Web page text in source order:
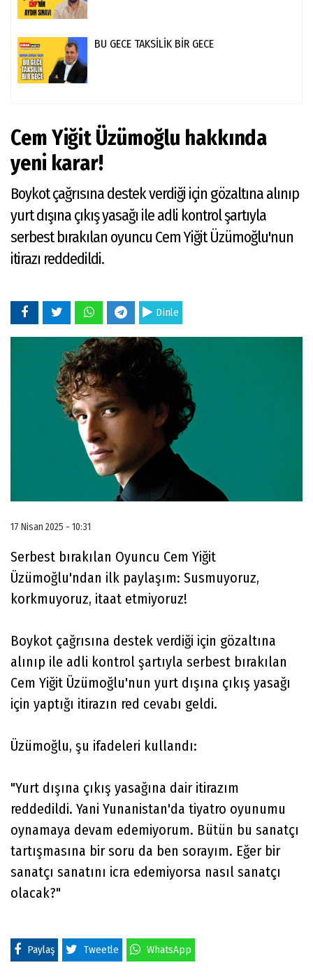
BU GECE TAKSİLİK BİR GECE
Cem Yiğit Üzümoğlu hakkında
yeni karar!
Boykot çağrısına destek verdiği için gözaltına alınıp
yurt dışına çıkış yasağı ile adli kontrol şartıyla
serbest bırakılan oyuncu Cem Yiğit Üzümoğlu'nun
itirazı reddedildi.
Dinle
17 Nisan 2025 - 10:31
Serbest bırakılan Oyuncu Cem Yiğit
Üzümoğlu'ndan ilk paylaşım: Susmuyoruz,
korkmuyoruz, itaat etmiyoruz!
Boykot çağrısına destek verdiği için gözaltına
alınıp ile adli kontrol şartıyla serbest bırakılan
Cem Yiğit Üzümoğlu'nun yurt dışına çıkış yasağı
için yaptığı itirazın red cevabı geldi.
Üzümoğlu, şu ifadeleri kullandı:
"Yurt dışına çıkış yasağına dair itirazım
reddedildi. Yani Yunanistan'da tiyatro oyunumu
oynamaya devam edemiyorum. Bütün bu sanatçı
tartışmasına bir soru da ben sorayım. Eğer bir
sanatçı sanatını icra edemiyorsa nasıl sanatçı
olacak?"
Paylaş Tweetle WhatsApp